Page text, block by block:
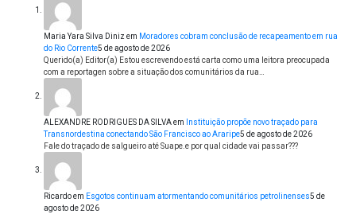
Maria Yara Silva Diniz em Moradores cobram conclusão de recapeamento em rua
do Rio Corrente5 de agosto de 2026
Querido(a) Editor(a) Estou escrevendo está carta como uma leitora preocupada
com a reportagen sobre a situação dos comunitários da rua…
ALEXANDRE RODRIGUES DA SILVAem
Instituição propõe novo traçado para
Transnordestina conectando São Francisco ao Araripe5 de agosto de 2026
Fale do traçado de salgueiro até Suape.e por qual cidade vai passar???
Ricardoem Esgotos continuam atormentando comunitários petrolinenses5 de
agosto de 2026